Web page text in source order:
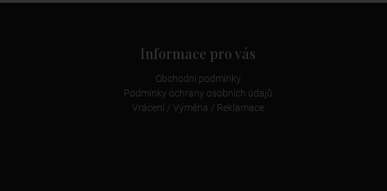
Informace pro vás
Obchodní podmínky
Podmínky ochrany osobních údajů
Vrácení / Výměna / Reklamace